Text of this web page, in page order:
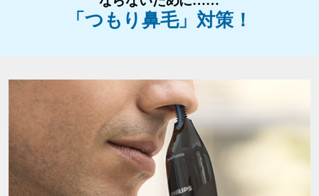
「つもり鼻毛」対策！